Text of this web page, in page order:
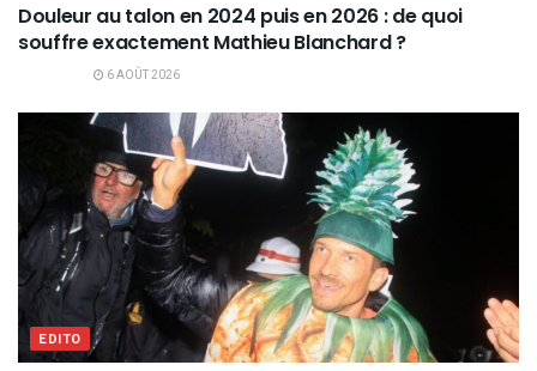
Douleur au talon en 2024 puis en 2026 : de quoi
souffre exactement Mathieu Blanchard ?
6 AOÛT 2026
EDITO